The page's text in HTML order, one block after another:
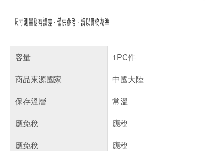
容量
1PC件
商品來源國家
中國大陸
保存溫層
常溫
應免稅
應稅
應免稅
應稅